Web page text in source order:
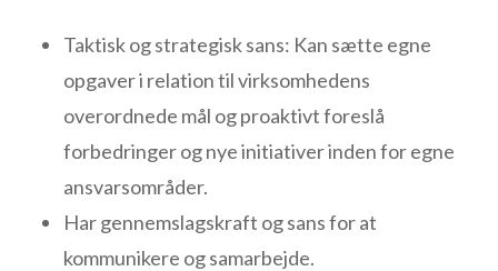
Taktisk og strategisk sans: Kan sætte egne
opgaver i relation til virksomhedens
overordnede mål og proaktivt foreslå
forbedringer og nye initiativer inden for egne
ansvarsområder.
Har gennemslagskraft og sans for at
kommunikere og samarbejde.